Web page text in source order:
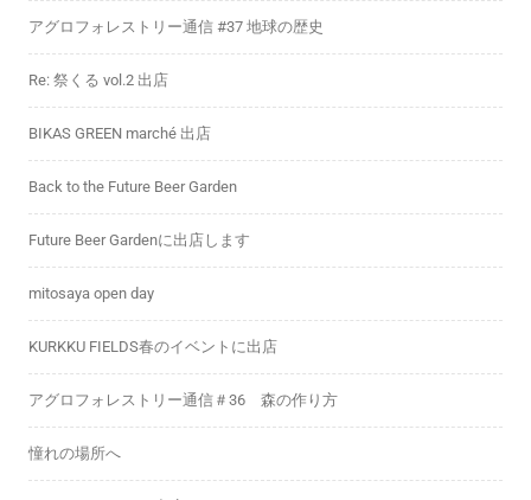
アグロフォレストリー通信 #37 地球の歴史
Re: 祭くる vol.2 出店
BIKAS GREEN marché 出店
Back to the Future Beer Garden
Future Beer Gardenに出店します
mitosaya open day
KURKKU FIELDS春のイベントに出店
アグロフォレストリー通信＃36 森の作り方
憧れの場所へ